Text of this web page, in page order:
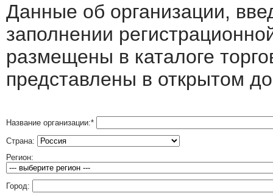
Данные об организации,
заполнении
размещены в каталоге
представлены в открытом
Название организации:*
Страна:
Регион:
Город: